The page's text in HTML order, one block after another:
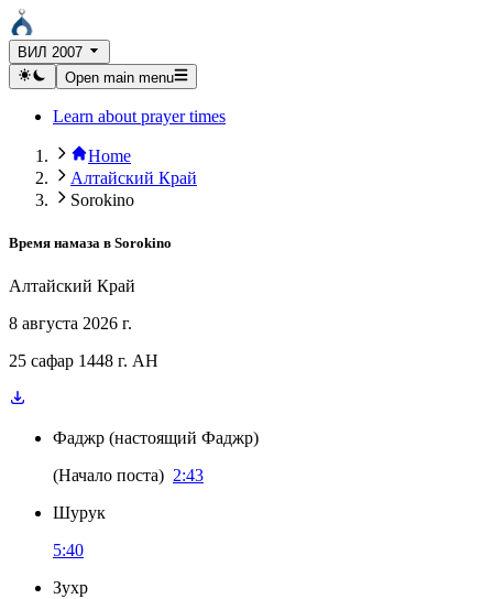
ВИЛ 2007
Open main menu
Learn about prayer times
Home
Алтайский Край
Sorokino
Время намаза в Sorokino
Алтайский Край
8 августа 2026 г.
25 сафар 1448 г. AH
Фаджр (настоящий Фаджр)
(Начало поста) 2:43
Шурук
5:40
Зухр